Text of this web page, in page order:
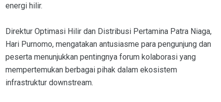
energi hilir.
Direktur Optimasi Hilir dan Distribusi Pertamina Patra Niaga,
Hari Purnomo, mengatakan antusiasme para pengunjung dan
peserta menunjukkan pentingnya forum kolaborasi yang
mempertemukan berbagai pihak dalam ekosistem
infrastruktur downstream.